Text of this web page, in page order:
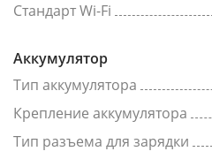
Стандарт Wi-Fi
Аккумулятор
Тип аккумулятора
Крепление аккумулятора
Тип разъема для зарядки